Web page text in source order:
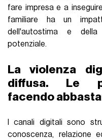
fare impresa e a
familiare ha un
dell'autostima e della
potenziale.
La violenza
diffusa. Le
facendo
I canali digitali sono
conoscenza, relazione